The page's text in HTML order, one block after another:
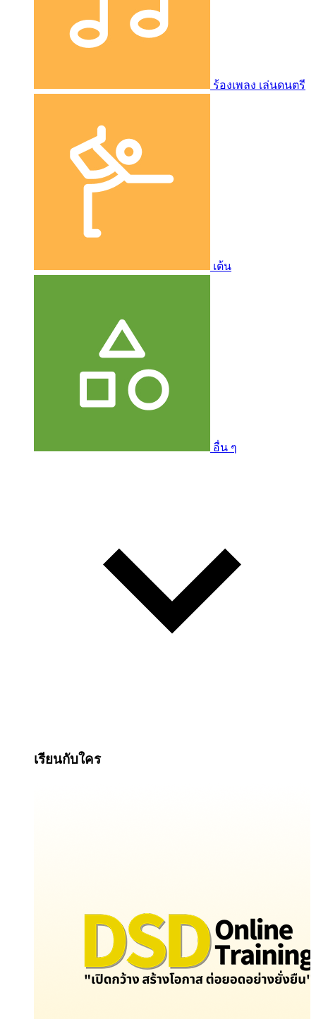
ร้องเพลง เล่นดนตรี
เต้น
อื่น ๆ
เรียนกับใคร